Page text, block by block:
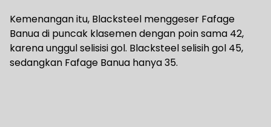
Kemenangan itu, Blacksteel menggeser Fafage
Banua di puncak klasemen dengan poin sama 42,
karena unggul selisisi gol. Blacksteel selisih gol 45,
sedangkan Fafage Banua hanya 35.